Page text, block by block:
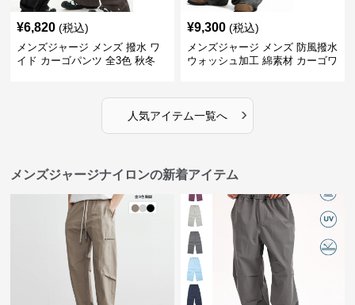
¥6,820 (税込)
メンズジャージ メンズ 撥水 ワ
イド カーゴパンツ 全3色 秋冬
¥9,300 (税込)
メンズジャージ メンズ 防風撥水
ウォッシュ加工 綿素材 カーゴワ
人気アイテム一覧へ ›
メンズジャージナイロンの新着アイテム